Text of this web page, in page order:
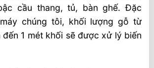
cầu thang, tủ, bàn ghế. Đặc
chúng tôi, khối lượng gỗ từ
1 mét khối sẽ được xử lý biến